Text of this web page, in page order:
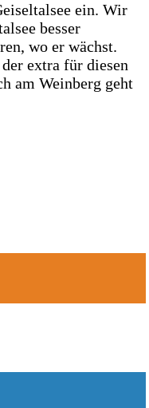
ein. Wir
besser
wo er wächst.
extra für diesen
am Weinberg geht